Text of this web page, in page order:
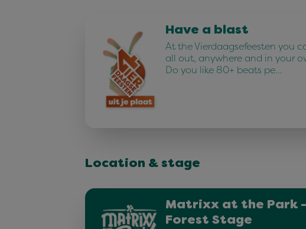
Have a blast
At the Vierdaagsefeesten you
all out, anywhere and in your
Do you like 80+ beats pe…
Location & stage
Matrixx at the Park -
Forest Stage